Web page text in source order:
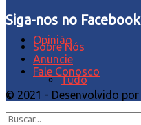
Opinião
Tudo
Siga-nos no Facebook
Sobre Nós
Anuncie
Fale Conosco
© 2021 - Desenvolvido por